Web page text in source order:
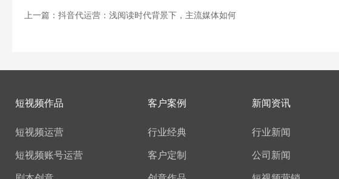
上一篇：抖音代运营：浅阅读时代背景下，主流媒体如何
短视频作品
短视频运营
短视频账号运营
客户案例
行业经典
客户定制
新闻资讯
行业新闻
公司新闻